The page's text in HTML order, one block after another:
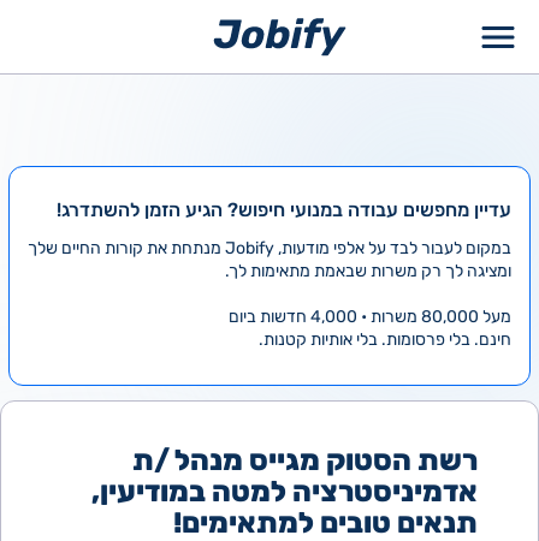
עדיין מחפשים עבודה במנועי חיפוש? הגיע הזמן להשתדרג!
במקום לעבור לבד על אלפי מודעות, Jobify מנתחת את קורות החיים שלך
ומציגה לך רק משרות שבאמת מתאימות לך.
מעל 80,000 משרות • 4,000 חדשות ביום
חינם. בלי פרסומות. בלי אותיות קטנות.
רשת הסטוק מגייס מנהל /ת
אדמיניסטרציה למטה במודיעין,
תנאים טובים למתאימים!